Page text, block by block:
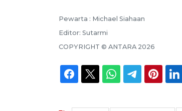
Pewarta : Michael Siahaan
Editor: Sutarmi
COPYRIGHT © ANTARA 2026